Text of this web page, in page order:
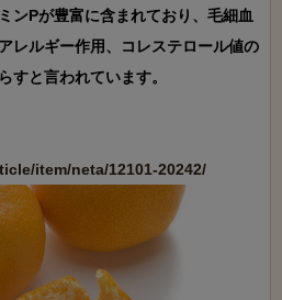
ンPが豊富に含まれており、毛細血
レルギー作用、コレステロール値の
すと言われています。
item/neta/12101-20242/